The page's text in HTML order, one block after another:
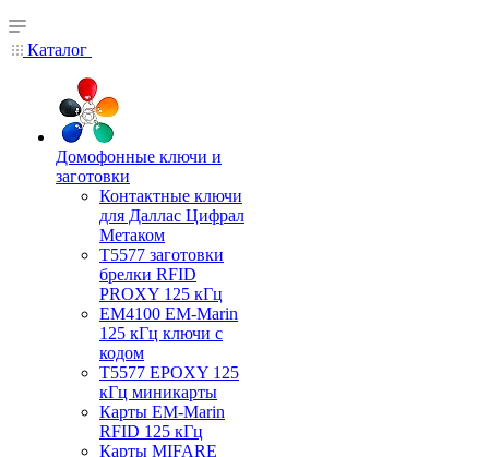
Каталог
Домофонные ключи и
заготовки
Контактные ключи
для Даллас Цифрал
Метаком
T5577 заготовки
брелки RFID
PROXY 125 кГц
EM4100 EM-Marin
125 кГц ключи с
кодом
T5577 EPOXY 125
кГц миникарты
Карты EM-Marin
RFID 125 кГц
Карты MIFARE